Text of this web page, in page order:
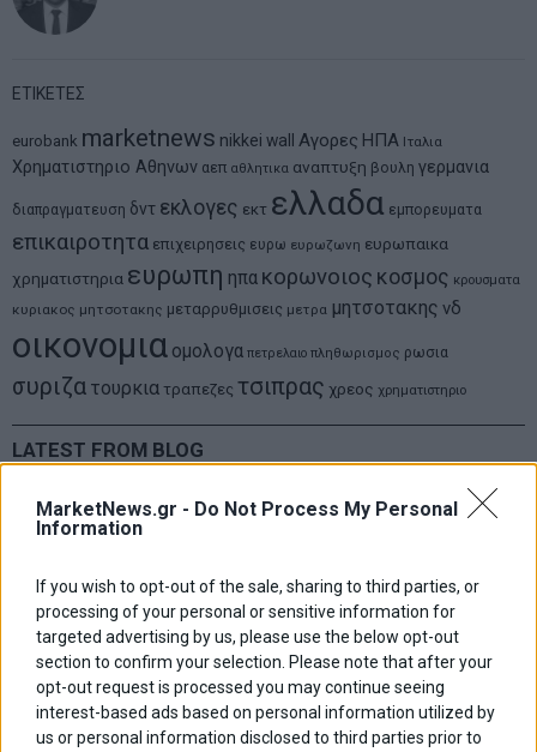
MarketNews.gr - Do Not Process My Personal
Information
If you wish to opt-out of the sale, sharing to third parties, or
processing of your personal or sensitive information for
targeted advertising by us, please use the below opt-out
section to confirm your selection. Please note that after your
opt-out request is processed you may continue seeing
interest-based ads based on personal information utilized by
us or personal information disclosed to third parties prior to
ΕΤΙΚΕΤΕΣ
eurobank marketnews nikkei wall Αγορες ΗΠΑ Ιταλια
Χρηματιστηριο Αθηνων αεπ αθλητικα αναπτυξη βουλη γερμανια
διαπραγματευση δντ εκλογες εκτ ελλαδα εμπορευματα
επικαιροτητα επιχειρησεις ευρω ευρωζωνη ευρωπαικα
χρηματιστηρια ευρωπη ηπα κορωνοιος κοσμος κρουσματα
κυριακος μητσοτακης μεταρρυθμισεις μετρα μητσοτακης νδ
οικονομια ομολογα πετρελαιο πληθωρισμος ρωσια
συριζα τουρκια τραπεζες τσιπρας χρεος χρηματιστηριο
LATEST FROM BLOG